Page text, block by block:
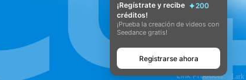
Link Products: Lark
¡Regístrate y recibe
200
créditos!
¡Prueba la creación de videos con
Seedance gratis!
Registrarse ahora